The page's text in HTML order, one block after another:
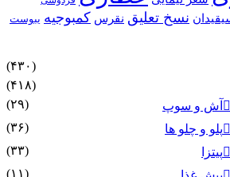
نسخ تعلیق نقرس کمبوجیه یبوست
(۴۳۰)
(۴۱۸)
آش و سوپ
(۲۹)
پلو و چلو ها
(۳۶)
پیتزا
(۳۳)
(۱۱)